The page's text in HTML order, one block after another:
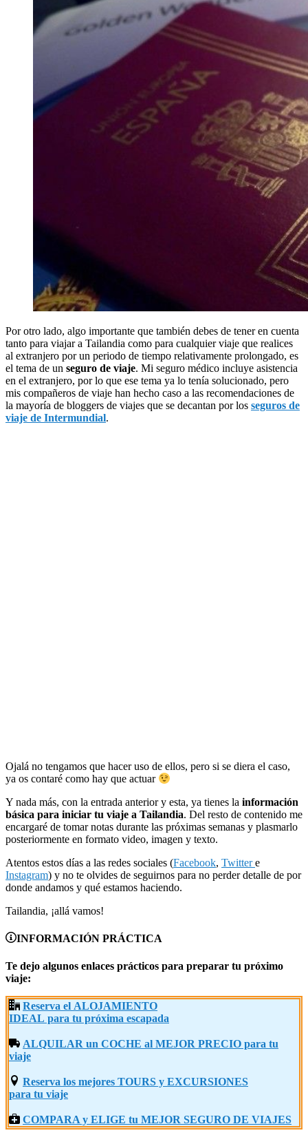
Por otro lado, algo importante que también debes de tener en cuenta
tanto para viajar a Tailandia como para cualquier viaje que realices
al extranjero por un periodo de tiempo relativamente prolongado, es
el tema de un seguro de viaje. Mi seguro médico incluye asistencia
en el extranjero, por lo que ese tema ya lo tenía solucionado, pero
mis compañeros de viaje han hecho caso a las recomendaciones de
la mayoría de bloggers de viajes que se decantan por los seguros de
viaje de Intermundial.
Ojalá no tengamos que hacer uso de ellos, pero si se diera el caso,
ya os contaré como hay que actuar
Y nada más, con la entrada anterior y esta, ya tienes la información
básica para iniciar tu viaje a Tailandia. Del resto de contenido me
encargaré de tomar notas durante las próximas semanas y plasmarlo
posteriormente en formato video, imagen y texto.
Atentos estos días a las redes sociales (Facebook, Twittere
Instagram) y no te olvides de seguirnos para no perder detalle de por
donde andamos y qué estamos haciendo.
Tailandia, ¡allá vamos!
INFORMACIÓN PRÁCTICA
Te dejo algunos enlaces prácticos para preparar tu próximo
viaje:
Reserva el ALOJAMIENTO
IDEAL para tu próxima escapada
ALQUILAR un COCHE al MEJOR PRECIO para tu
viaje
Reserva los mejores TOURS y EXCURSIONES
para tu viaje
COMPARA y ELIGE tu MEJOR SEGURO DE VIAJES